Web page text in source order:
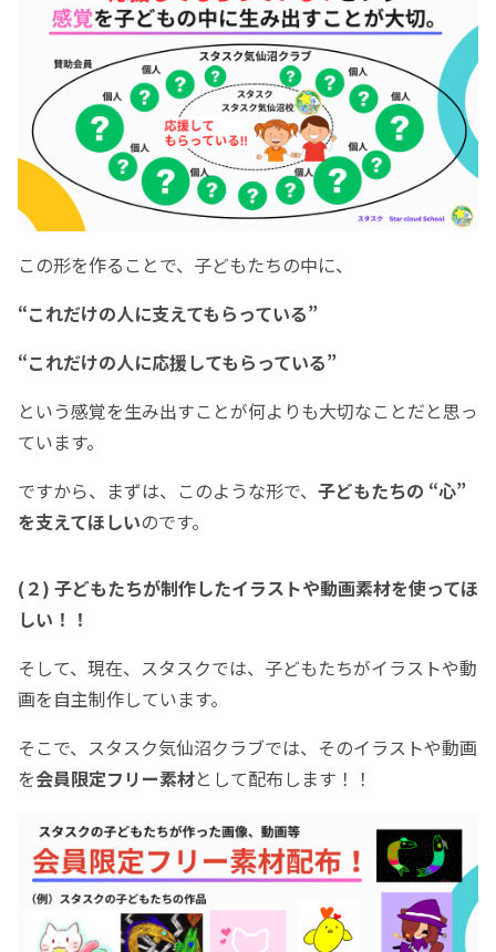
この形を作ることで、子どもたちの中に、
“これだけの人に支えてもらっている”
“これだけの人に応援してもらっている”
という感覚を生み出すことが何よりも大切なことだと思っ
ています。
ですから、まずは、このような形で、 子どもたちの “心”
を支えてほしいのです。
(２) 子どもたちが制作したイラストや動画素材を使ってほ
しい！！
そして、現在、スタスクでは、子どもたちがイラストや動
画を自主制作しています。
そこで、スタスク気仙沼クラブでは、そのイラストや動画
を会員限定フリー素材として配布します！！